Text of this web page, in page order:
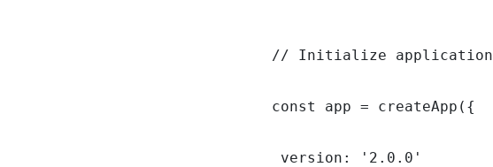
// Initialize application
const app = createApp({
version: '2.0.0'